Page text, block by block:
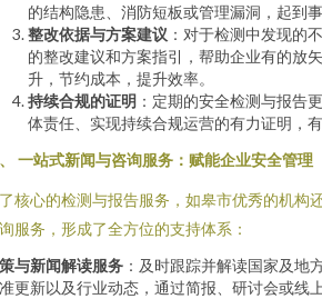
的结构隐患、消防短板或管理漏洞，起到
整改依据与方案建议 ：对于检测中发现的
的整改建议和方案指引，帮助企业有的放
升，节约成本，提升效率。
持续合规的证明 ：定期的安全检测与报告
体责任、实现持续合规运营的有力证明，
一站式新闻与咨询服务：赋能企业安全管理
核心的检测与报告服务，如皋市优秀的机构
服务，形成了全方位的支持体系：
与新闻解读服务 ：及时跟踪并解读国家及地
更新以及行业动态，通过简报、研讨会或线